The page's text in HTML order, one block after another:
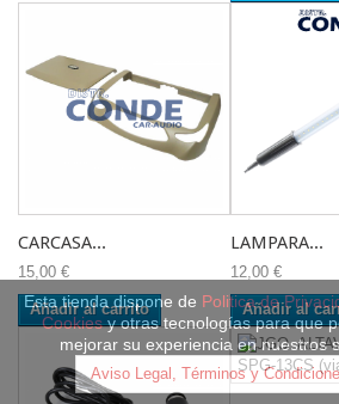
CARCASA...
15,00 €
Añadir al carrito
LAMPARA...
12,00 €
Añadir al
Esta tienda dispone de Politica de
Cookiesy otras tecnologías para que
mejorar su experiencia en nuestros
Aviso Legal, Términos y